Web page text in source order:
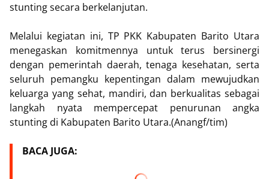
stunting secara berkelanjutan.
Melalui kegiatan ini, TP PKK Kabupaten Barito Utara
menegaskan komitmennya untuk terus bersinergi
dengan pemerintah daerah, tenaga kesehatan, serta
seluruh pemangku kepentingan dalam mewujudkan
keluarga yang sehat, mandiri, dan berkualitas sebagai
langkah nyata mempercepat penurunan angka
stunting di Kabupaten Barito Utara.(Anangf/tim)
BACA JUGA: